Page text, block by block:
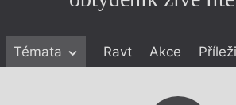
Témata Ravt Akce